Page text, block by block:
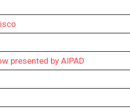
presented by AIPAD